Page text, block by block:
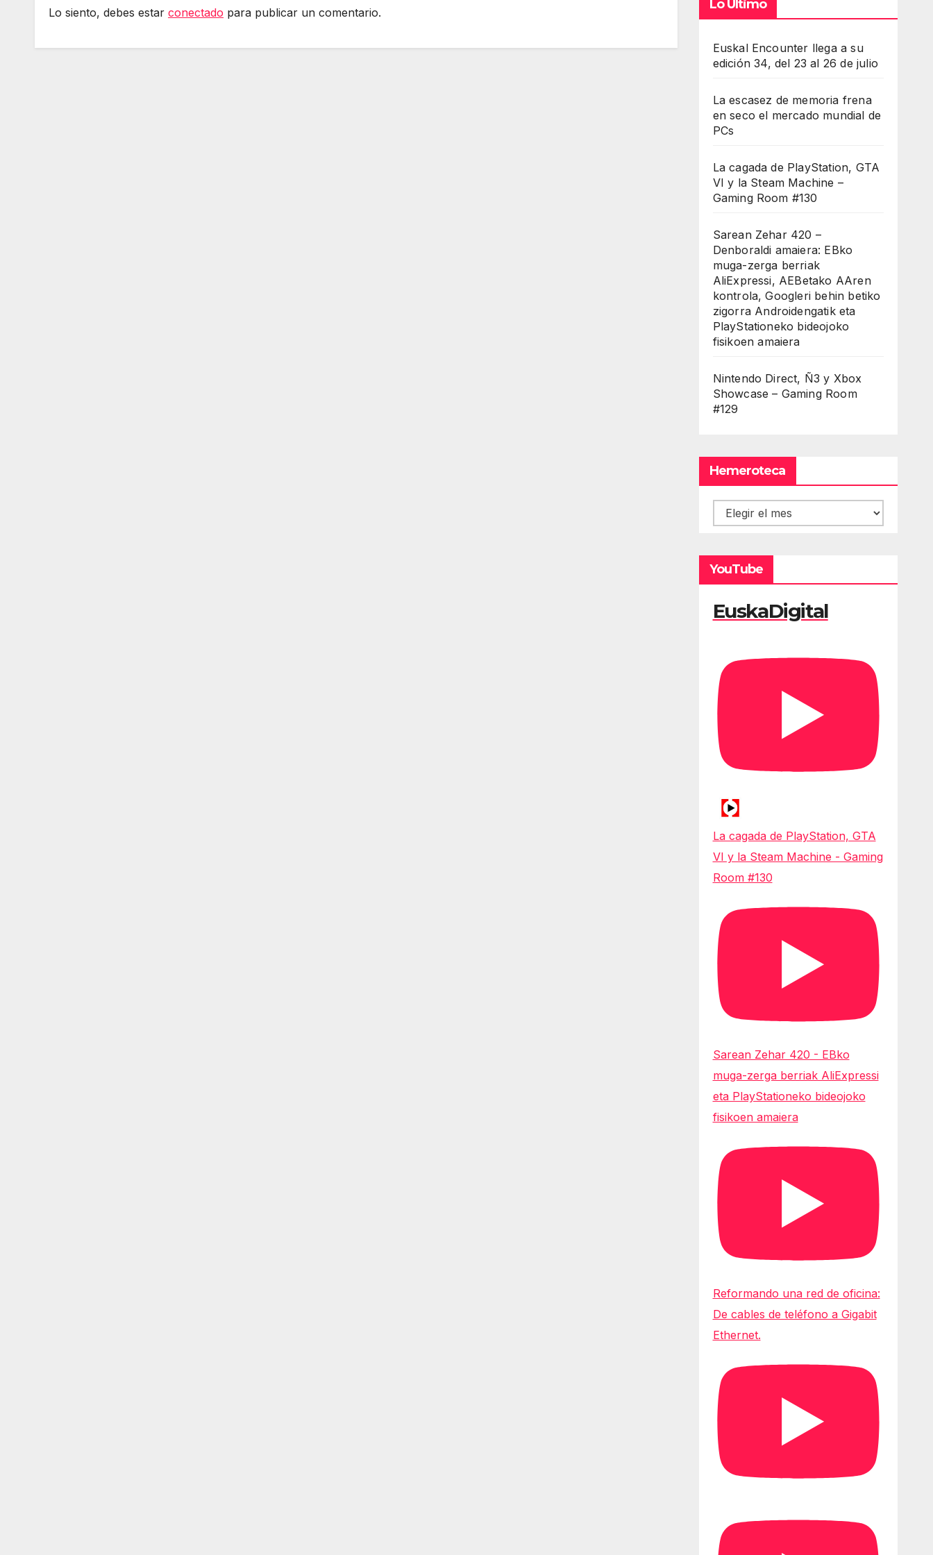
Lo siento, debes estar conectado para publicar un comentario.
Lo Último
Euskal Encounter llega a su
edición 34, del 23 al 26 de julio
La escasez de memoria frena
en seco el mercado mundial de
PCs
La cagada de PlayStation, GTA
VI y la Steam Machine –
Gaming Room #130
Sarean Zehar 420 –
Denboraldi amaiera: EBko
muga-zerga berriak
AliExpressi, AEBetako AAren
kontrola, Googleri behin betiko
zigorra Androidengatik eta
PlayStationeko bideojoko
fisikoen amaiera
Nintendo Direct, Ñ3 y Xbox
Showcase – Gaming Room
#129
Hemeroteca
Hemeroteca
YouTube
EuskaDigital
La cagada de PlayStation, GTA
VI y la Steam Machine - Gaming
Room #130
Sarean Zehar 420 - EBko
muga-zerga berriak AliExpressi
eta PlayStationeko bideojoko
fisikoen amaiera
Reformando una red de oficina:
De cables de teléfono a Gigabit
Ethernet.